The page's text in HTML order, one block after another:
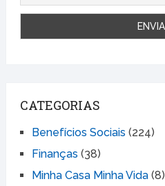
CATEGORIAS
Benefícios Sociais (224)
Finanças (38)
Minha Casa Minha Vida(8)